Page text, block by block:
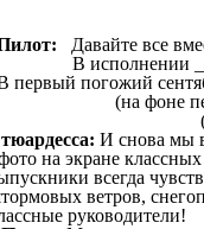
Давайте все
исполнении
первый погожий
фоне песни
звук
И снова мы
на экране
всегда
ветров,
руководители!